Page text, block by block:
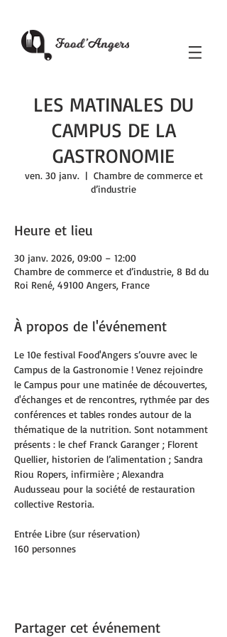
LES MATINALES DU
CAMPUS DE LA
GASTRONOMIE
ven. 30 janv.
  |
Chambre de commerce et
d’industrie
Heure et lieu
30 janv. 2026, 09:00 – 12:00
Chambre de commerce et d’industrie, 8 Bd du
Roi René, 49100 Angers, France
À propos de l'événement
Le 10e festival Food'Angers s’ouvre avec le
Campus de la Gastronomie ! Venez rejoindre
le Campus pour une matinée de découvertes,
d'échanges et de rencontres, rythmée par des
conférences et tables rondes autour de la
thématique de la nutrition. Sont notamment
présents : le chef Franck Garanger ; Florent
Quellier, historien de l’alimentation ; Sandra
Riou Ropers, infirmière ; Alexandra
Audusseau pour la société de restauration
collective Restoria.
Entrée Libre (sur réservation)
160 personnes
Partager cet événement